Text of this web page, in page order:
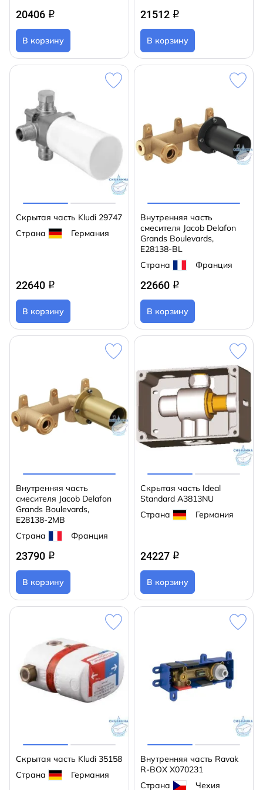
20406 q
В корзину
21512 q
В корзину
Скрытая часть Kludi 29747
Страна
Германия
22640 q
В корзину
Внутренняя часть
смесителя Jacob Delafon
Grands Boulevards,
E28138-BL
Страна
Франция
22660 q
В корзину
Внутренняя часть
смесителя Jacob Delafon
Grands Boulevards,
E28138-2MB
Страна
Франция
23790 q
В корзину
Скрытая часть Ideal
Standard A3813NU
Страна
Германия
24227 q
В корзину
Скрытая часть Kludi 35158
Страна
Германия
Внутренняя часть Ravak
R-BOX X070231
Страна
Чехия